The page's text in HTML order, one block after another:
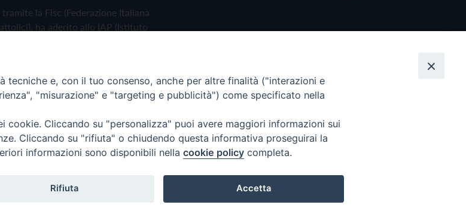
la Fisc (Federazione Italiana
ha aderito allo IAP (Istituto
Cookie Policye, con il tuo consenso, anche per altre finalità ("interazioni e
"misurazione" e "targeting e pubblicità") come specificato nella
Cliccando su "personalizza" puoi avere maggiori informazioni sui
Cliccando su "rifiuta" o chiudendo questa informativa proseguirai la
informazioni sono disponibili nella cookie policy completa.
Rifiuta Accetta